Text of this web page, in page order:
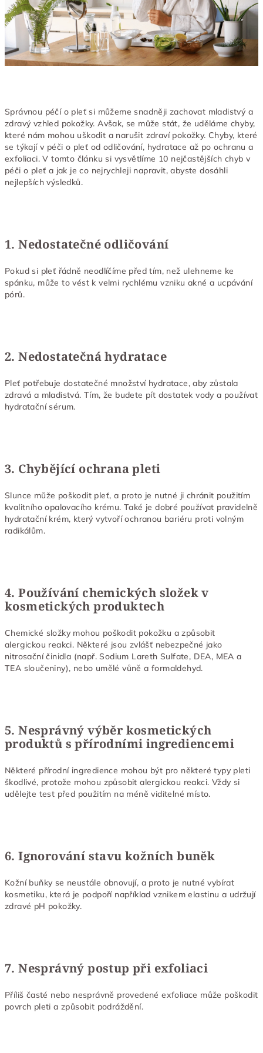
Správnou péčí o pleť si můžeme snadněji zachovat mladistvý a
zdravý vzhled pokožky. Avšak, se může stát, že uděláme chyby,
které nám mohou uškodit a narušit zdraví pokožky. Chyby, které
se týkají v péči o pleť od odličování, hydratace až po ochranu a
exfoliaci. V tomto článku si vysvětlíme 10 nejčastějších chyb v
péči o pleť a jak je co nejrychleji napravit, abyste dosáhli
nejlepších výsledků.
1. Nedostatečné odličování
Pokud si pleť řádně neodlíčíme před tím, než ulehneme ke
spánku, může to vést k velmi rychlému vzniku akné a ucpávání
pórů.
2. Nedostatečná hydratace
Pleť potřebuje dostatečné množství hydratace, aby zůstala
zdravá a mladistvá. Tím, že budete pít dostatek vody a používat
hydratační sérum.
3. Chybějící ochrana pleti
Slunce může poškodit pleť, a proto je nutné ji chránit použitím
kvalitního opalovacího krému. Také je dobré používat pravidelně
hydratační krém, který vytvoří ochranou bariéru proti volným
radikálům.
4. Používání chemických složek v
kosmetických produktech
Chemické složky mohou poškodit pokožku a způsobit
alergickou reakci. Některé jsou zvlášť nebezpečné jako
nitrosační činidla (např. Sodium Lareth Sulfate, DEA, MEA a
TEA sloučeniny), nebo umělé vůně a formaldehyd.
5. Nesprávný výběr kosmetických
produktů s přírodními ingrediencemi
Některé přírodní ingredience mohou být pro některé typy pleti
škodlivé, protože mohou způsobit alergickou reakci. Vždy si
udělejte test před použitím na méně viditelné místo.
6. Ignorování stavu kožních buněk
Kožní buňky se neustále obnovují, a proto je nutné vybírat
kosmetiku, která je podpoří například vznikem elastinu a udržují
zdravé pH pokožky.
7. Nesprávný postup při exfoliaci
Příliš časté nebo nesprávně provedené exfoliace může poškodit
povrch pleti a způsobit podráždění.